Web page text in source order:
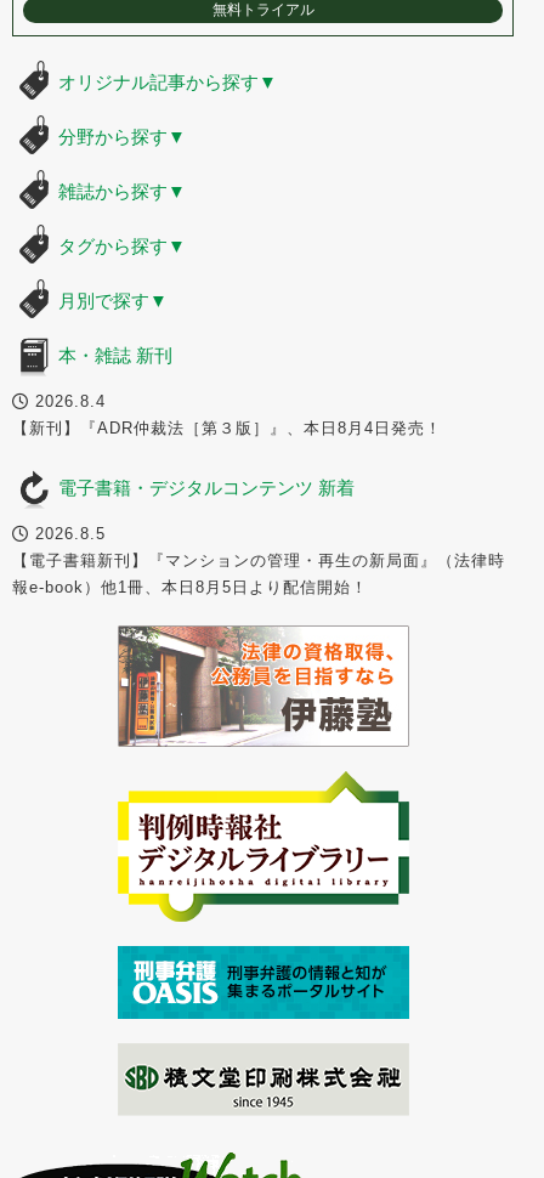
無料トライアル
オリジナル記事から探す ▼
分野から探す ▼
雑誌から探す ▼
タグから探す ▼
月別で探す ▼
本・雑誌 新刊
2026.8.4
【新刊】『ADR仲裁法［第３版］』、本日8月4日発売！
電子書籍・デジタルコンテンツ 新着
2026.8.5
【電子書籍新刊】『マンションの管理・再生の新局面』（法律時
報e-book）他1冊、本日8月5日より配信開始！